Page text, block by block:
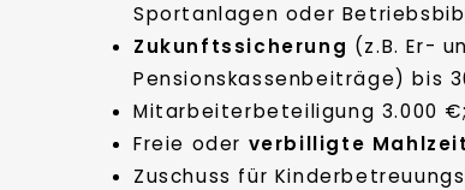
Sportanlagen oder
Zukunftssicherung (z.B. Er-
Pensionskassenbeiträge) bis
Mitarbeiterbeteiligung 3.000 €;
Freie oder verbilligte
Zuschuss für